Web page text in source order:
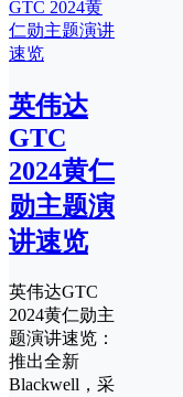
英伟达
GTC
2024黄仁
勋主题演
讲速览
英伟达GTC
2024黄仁勋主
题演讲速览：
推出全新
Blackwell，采